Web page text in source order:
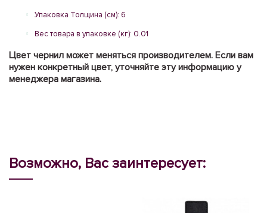
Упаковка Толщина (см): 6
Вес товара в упаковке (кг): 0.01
Цвет чернил может меняться производителем. Если вам
нужен конкретный цвет, уточняйте эту информацию у
менеджера магазина.
Возможно, Вас заинтересует: